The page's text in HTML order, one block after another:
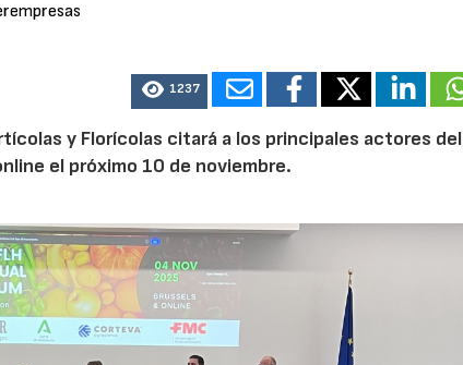
1237
y Florícolas citará a los principales actores del
el próximo 10 de noviembre.